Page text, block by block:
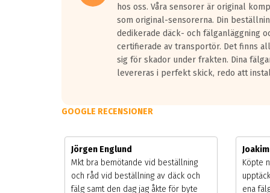
hos oss. Våra sensorer är original
som original-sensorerna. Din
dedikerade däck- och fälganläggning
certifierade av transportör. Det finns
sig för skador under frakten. Dina
levereras i perfekt skick, redo att
GOOGLE RECENSIONER
Jörgen Englund
Mkt bra bemötande vid beställning
och råd vid beställning av däck och
fälg samt den dag jag åkte för byte
Köpte
ena